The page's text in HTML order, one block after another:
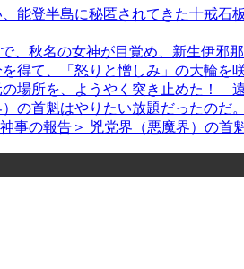
能登半島に秘匿されてきた十戒石
で、秋名の女神が目覚め、新生伊
得て、「怒りと憎しみ」の大輪
の場所を、ようやく突き止めた！
の首魁はやりたい放題だったのだ。
事の報告＞ 兇党界（悪魔界）の